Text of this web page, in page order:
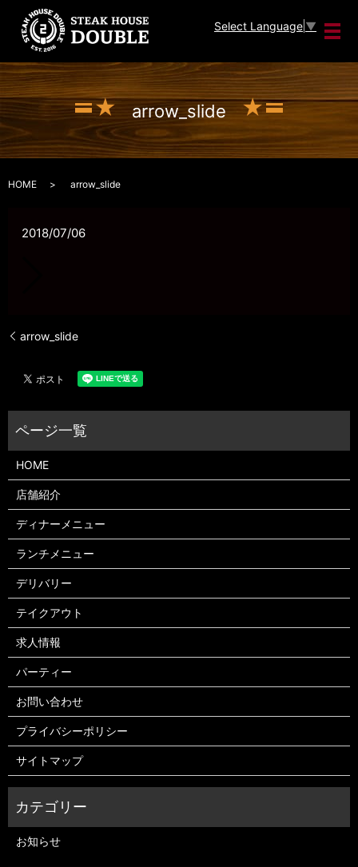
Select Language ▼
メ
arrow_slide
HOME arrow_slide
2018/07/06
arrow_slide
HOME
店舗紹介
ディナーメニュー
ランチメニュー
デリバリー
テイクアウト
求人情報
パーティー
お問い合わせ
プライバシーポリシー
サイトマップ
お知らせ